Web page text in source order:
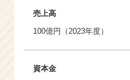
売上高
100億円（2023年度）
資本金